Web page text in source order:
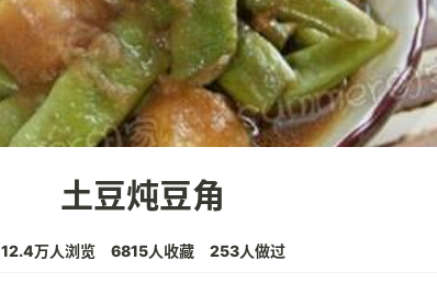
土豆炖豆角
12.4万人浏览 6815人收藏 253人做过